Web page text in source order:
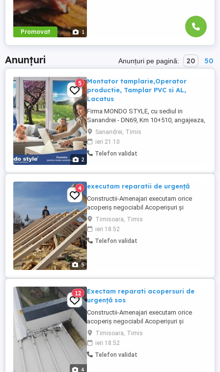
Promovat 1
Anunțuri Anunțuri pe pagină: 20 50
2
5
Montator tamplarie,Operator
productie, Tamplar PVC si AL,
Lacatus
Firma MONDO STYLE, cu sediul in
Sanandrei - DN69, Km 10+510, angajeaza,
in conditii avantajoase, Montator
Tamplarie, Operator productie, Tamplar
PVC si AL, lacatus, etc. Cerinte: -
experienta in domeniu - seriozitate -
permis de conducere - Cat B Se ofera: - ...
Sanandrei, Timis
ieri 21:10
Telefon validat
5
4 executam reparatii de urgență
Constructii-Amenajari executam orice
acoperiș negociabil Acoperișuri și
reparații de urgență Dulgherie ,mansardări,
astereala -Montaj acoperis tigla metalica -
Reparatii acoperis tigla ceramica -Montaj
invelitori acoperisuri -Remedieri infiltratii
Timisoara, Timis
ieri 18:52
Telefon validat
4
12
Exectam reparati acopersuri de
urgență sos
Constructii-Amenajari executam orice
acoperiș negociabil Acoperișuri și
reparații de urgență Dulgherie ,mansardări,
astereala -Montaj acoperis tigla metalica -
Reparatii acoperis tigla ceramica -Montaj
invelitori acoperisuri -Remedieri infiltratii
Timisoara, Timis
ieri 18:52
Telefon validat